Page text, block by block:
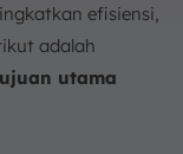
efisiensi,
adalah
utama